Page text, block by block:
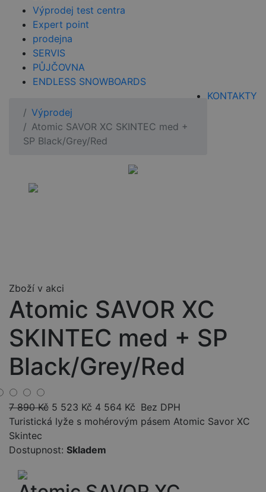
Výprodej test centra
Expert point
prodejna
SERVIS
PŮJČOVNA
ENDLESS SNOWBOARDS
KONTAKTY
Výprodej
Atomic SAVOR XC SKINTEC med +
SP Black/Grey/Red
Zboží v akci
Atomic SAVOR XC
SKINTEC med + SP
Black/Grey/Red
7 890Kč 5 523 Kč 4 564 Kč Bez DPH
Turistická lyže s mohérovým pásem Atomic Savor XC
Skintec
Dostupnost: Skladem